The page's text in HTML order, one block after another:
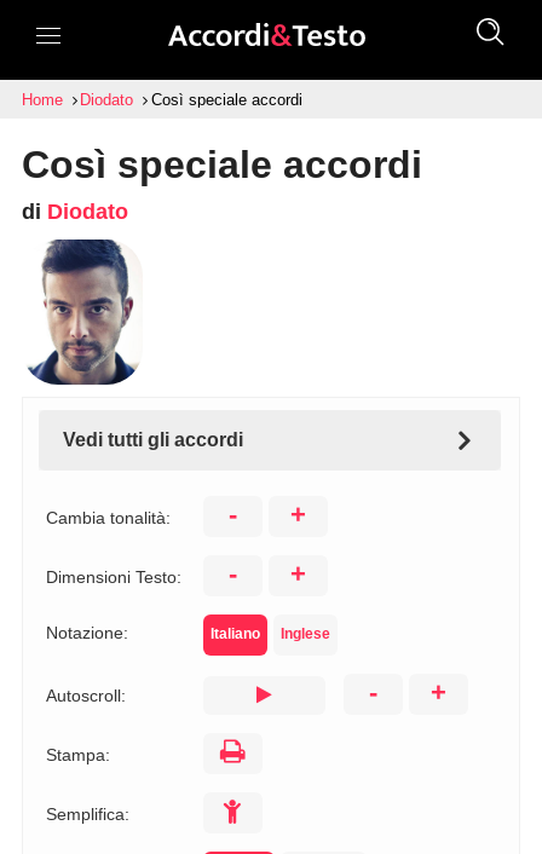
Home Diodato Così speciale accordi
Così speciale accordi
di Diodato
Vedi tutti gli accordi
Cambia tonalità: - +
Dimensioni Testo: - +
Notazione: Italiano Inglese
Autoscroll: - +
Stampa:
Semplifica: